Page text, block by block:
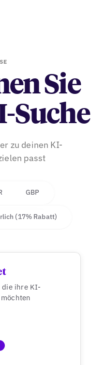
Sie
Suche
zu deinen KI-
passt
GBP
(17% Rabatt)
die ihre KI-